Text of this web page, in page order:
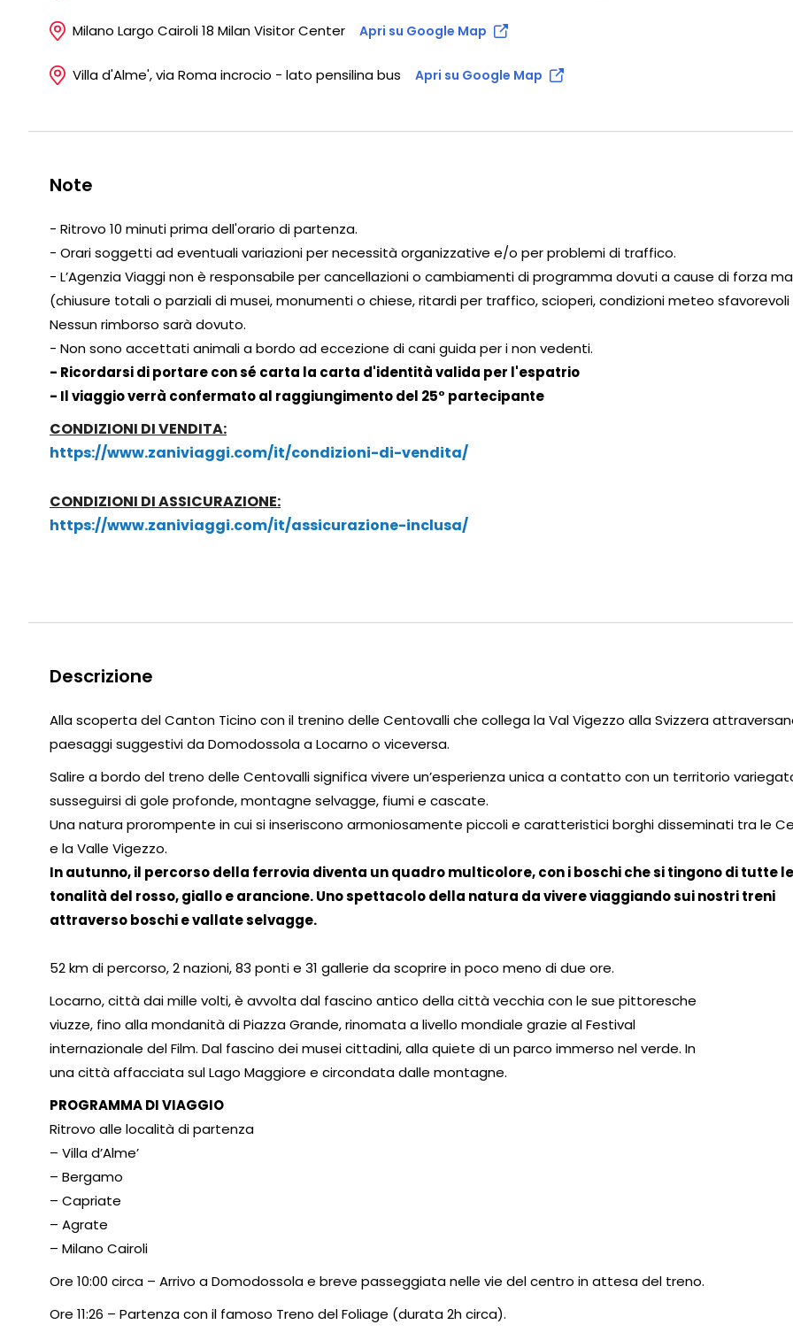
Milano Largo Cairoli 18 Milan Visitor Center Apri su Google Map
Villa d'Alme', via Roma incrocio - lato pensilina bus Apri su Google Map
Note
- Ritrovo 10 minuti prima dell'orario di partenza.
- Orari soggetti ad eventuali variazioni per necessità organizzative e/o per problemi di traffico.
- L’Agenzia Viaggi non è responsabile per cancellazioni o cambiamenti di programma dovuti a cause di forza
(chiusure totali o parziali di musei, monumenti o chiese, ritardi per traffico, scioperi, condizioni meteo
Nessun rimborso sarà dovuto.
- Non sono accettati animali a bordo ad eccezione di cani guida per i non vedenti.
- Ricordarsi di portare con sé carta la carta d'identità valida per l'espatrio
- Il viaggio verrà confermato al raggiungimento del 25° partecipante
CONDIZIONI DI VENDITA:
https://www.zaniviaggi.com/it/condizioni-di-vendita/
CONDIZIONI DI ASSICURAZIONE:
https://www.zaniviaggi.com/it/assicurazione-inclusa/
Descrizione
Alla scoperta del Canton Ticino con il trenino delle Centovalli che collega la Val Vigezzo alla Svizzera
paesaggi suggestivi da Domodossola a Locarno o viceversa.
Salire a bordo del treno delle Centovalli significa vivere un’esperienza unica a contatto con un territorio
susseguirsi di gole profonde, montagne selvagge, fiumi e cascate.
Una natura prorompente in cui si inseriscono armoniosamente piccoli e caratteristici borghi disseminati tra le
e la Valle Vigezzo.
In autunno, il percorso della ferrovia diventa un quadro multicolore, con i boschi che si tingono di tutte le
tonalità del rosso, giallo e arancione. Uno spettacolo della natura da vivere viaggiando sui nostri treni
attraverso boschi e vallate selvagge.
52 km di percorso, 2 nazioni, 83 ponti e 31 gallerie da scoprire in poco meno di due ore.
Locarno, città dai mille volti, è avvolta dal fascino antico della città vecchia con le sue pittoresche
viuzze, fino alla mondanità di Piazza Grande, rinomata a livello mondiale grazie al Festival
internazionale del Film. Dal fascino dei musei cittadini, alla quiete di un parco immerso nel verde. In
una città affacciata sul Lago Maggiore e circondata dalle montagne.
PROGRAMMA DI VIAGGIO
Ritrovo alle località di partenza
– Villa d’Alme’
– Bergamo
– Capriate
– Agrate
– Milano Cairoli
Ore 10:00 circa – Arrivo a Domodossola e breve passeggiata nelle vie del centro in attesa del treno.
Ore 11:26 – Partenza con il famoso Treno del Foliage (durata 2h circa).